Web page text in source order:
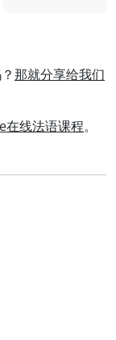
那就分享给我们
线法语课程。